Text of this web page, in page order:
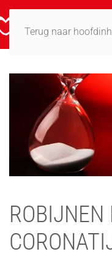
Terug naar